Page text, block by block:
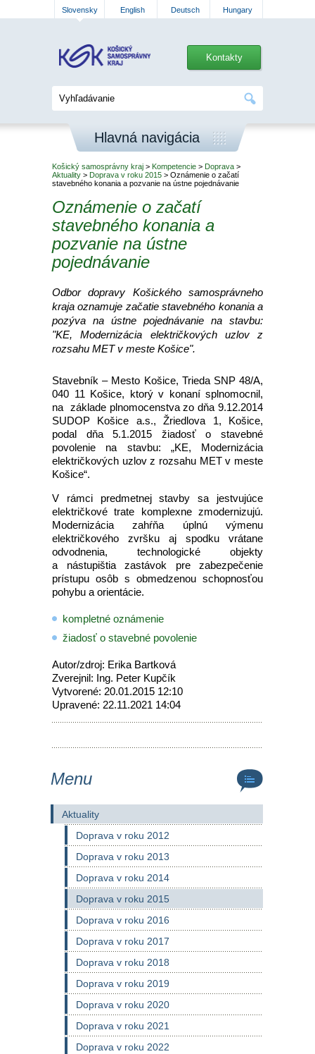
Slovensky English Deutsch Hungary
Kontakty
Hlavná navigácia
Košický samosprávny kraj > Kompetencie > Doprava >
Aktuality > Doprava v roku 2015 > Oznámenie o začatí
stavebného konania a pozvanie na ústne pojednávanie
Oznámenie o začatí
stavebného konania a
pozvanie na ústne
pojednávanie
Odbor dopravy Košického samosprávneho
kraja oznamuje začatie stavebného konania a
pozýva na ústne pojednávanie na stavbu:
"KE, Modernizácia električkových uzlov z
rozsahu MET v meste Košice".
Stavebník – Mesto Košice, Trieda SNP 48/A,
040 11 Košice, ktorý v konaní splnomocnil,
na základe plnomocenstva zo dňa 9.12.2014
SUDOP Košice a.s., Žriedlova 1, Košice,
podal dňa 5.1.2015 žiadosť o stavebné
povolenie na stavbu: „KE, Modernizácia
električkových uzlov z rozsahu MET v meste
Košice“.
V rámci predmetnej stavby sa jestvujúce
električkové trate komplexne zmodernizujú.
Modernizácia zahŕňa úplnú výmenu
električkového zvršku aj spodku vrátane
odvodnenia, technologické objekty
a nástupištia zastávok pre zabezpečenie
prístupu osôb s obmedzenou schopnosťou
pohybu a orientácie.
kompletné oznámenie
žiadosť o stavebné povolenie
Autor/zdroj: Erika Bartková
Zverejnil: Ing. Peter Kupčík
Vytvorené: 20.01.2015 12:10
Upravené: 22.11.2021 14:04
Menu
Aktuality
Doprava v roku 2012
Doprava v roku 2013
Doprava v roku 2014
Doprava v roku 2015
Doprava v roku 2016
Doprava v roku 2017
Doprava v roku 2018
Doprava v roku 2019
Doprava v roku 2020
Doprava v roku 2021
Doprava v roku 2022